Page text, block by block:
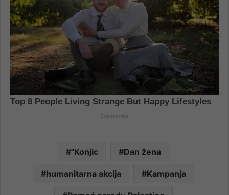
"Konjic Dan žena
humanitarna akcija Kampanja